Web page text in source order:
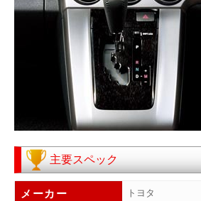
主要スペック
メーカー トヨタ